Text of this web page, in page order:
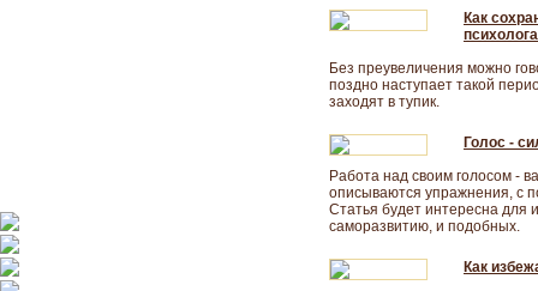
Как
психолога
Без преувеличения можно
поздно наступает такой
заходят в тупик.
Голос -
Работа над своим голосом -
описываются упражнения, с
Статья будет интересна для
саморазвитию, и подобных.
Как